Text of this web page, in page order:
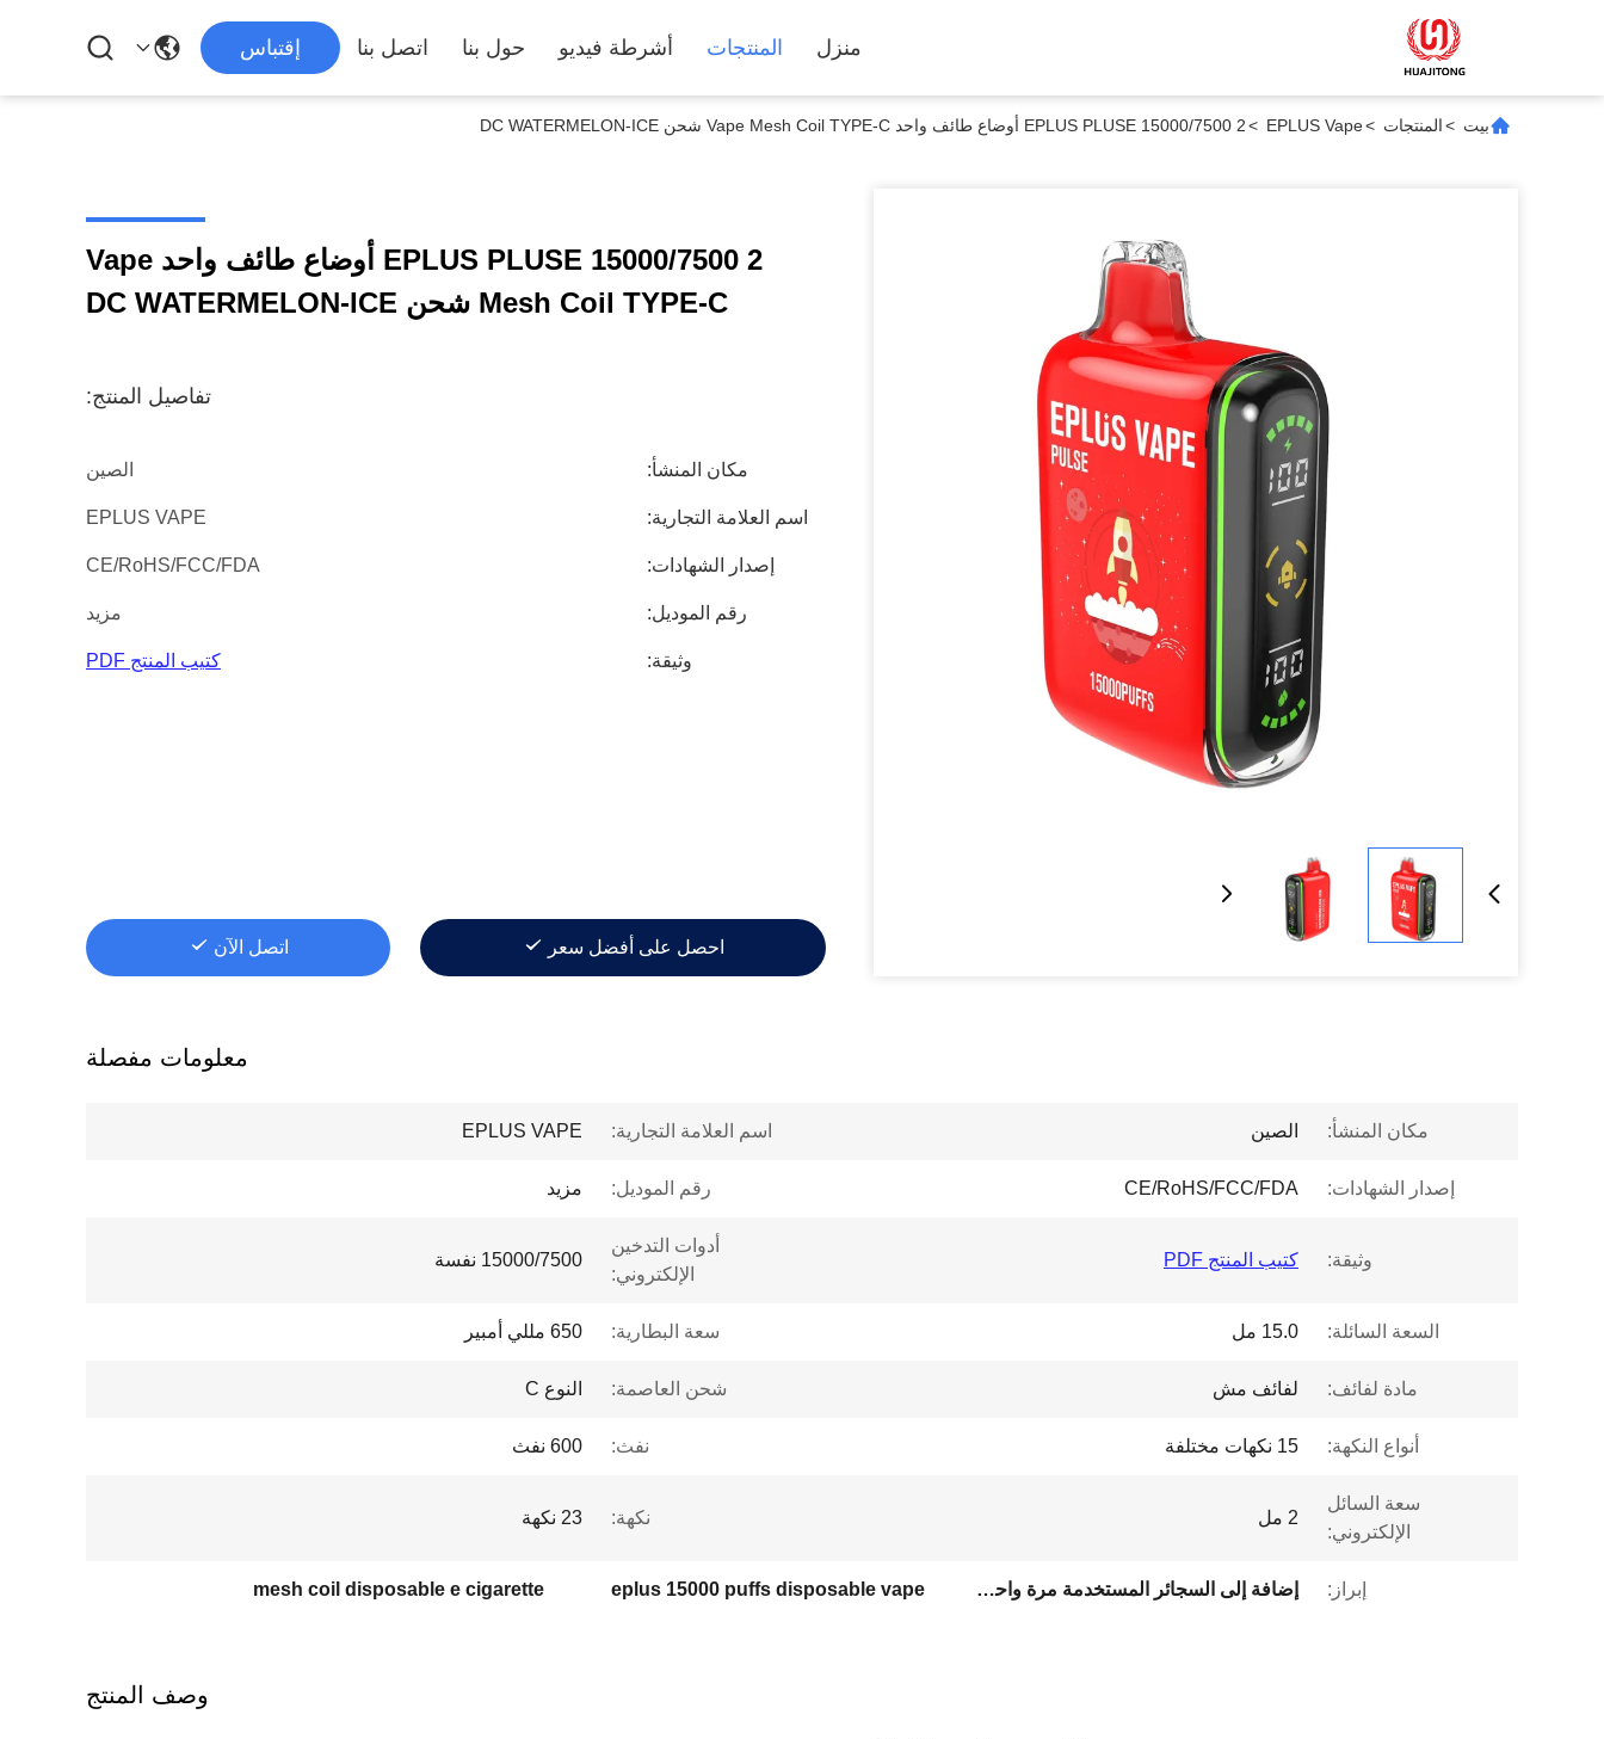
منزل المنتجات أشرطة فيديو حول بنا اتصل بنا إقتباس
بيت >المنتجات >
EPLUS Vape
>EPLUS PLUSE 15000/7500 2 أوضاع طائف واحد Vape Mesh Coil TYPE-C شحن DC WATERMELON-ICE
EPLUS PLUSE 15000/7500 2 أوضاع طائف واحد Vape
Mesh Coil TYPE-C شحن DC WATERMELON-ICE
تفاصيل المنتج:
مكان المنشأ: الصين
اسم العلامة التجارية: EPLUS VAPE
إصدار الشهادات: CE/RoHS/FCC/FDA
رقم الموديل: مزيد
وثيقة: كتيب المنتج PDF
احصل على أفضل سعر اتصل الآن
معلومات مفصلة
مكان المنشأ: الصين اسم العلامة التجارية: EPLUS VAPE
إصدار الشهادات: CE/RoHS/FCC/FDA رقم الموديل: مزيد
وثيقة: كتيب المنتج PDF
أدوات التدخين
الإلكتروني:
15000/7500 نفسة
السعة السائلة: 15.0 مل سعة البطارية: 650 مللي أمبير
مادة لفائف: لفائف مش شحن العاصمة: النوع C
أنواع النكهة: 15 نكهات مختلفة نفث: 600 نفث
سعة السائل
الإلكتروني:
2 مل نكهة: 23 نكهة
إبراز: إضافة إلى السجائر المستخدمة مرة واحدة,إضافة إلى 15000 نفخة,طائرة إضافية من الشبكة eplus 15000 puffs disposable vape
mesh coil disposable e cigarette
وصف المنتج